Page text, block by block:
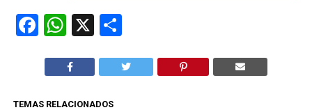
Facebook
WhatsApp
X Compartir
TEMAS RELACIONADOS